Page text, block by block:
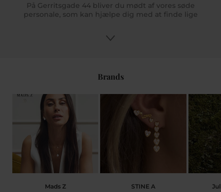
På Gerritsgade 44 bliver du mødt af vores søde
personale, som kan hjælpe dig med at finde lige
dig med at bestille det hjem til dig hvis det er noget
Design eller online på www.pindj.dk.
Brands
Mads Z STINE A